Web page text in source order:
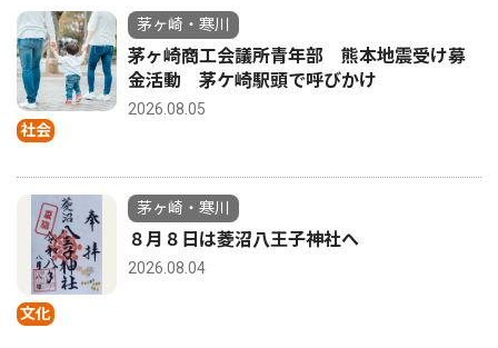
社会
茅ヶ崎・寒川
茅ヶ崎商工会議所青年部 熊本地震受け募
金活動 茅ケ崎駅頭で呼びかけ
2026.08.05
文化
茅ヶ崎・寒川
８月８日は菱沼八王子神社へ
2026.08.04